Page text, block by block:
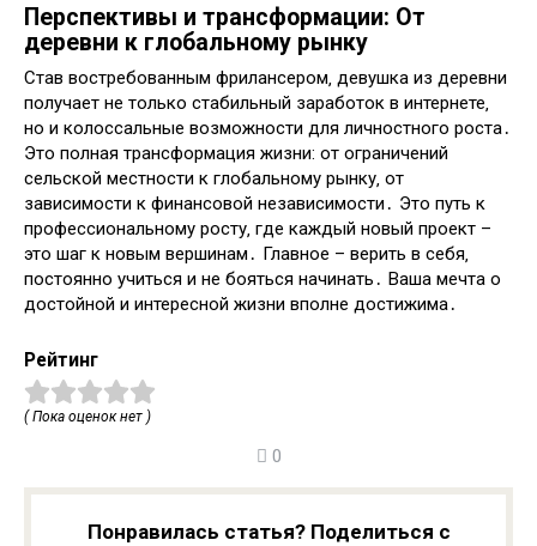
Перспективы и трансформации: От
деревни к глобальному рынку
Став востребованным фрилансером‚ девушка из деревни
получает не только стабильный заработок в интернете‚
но и колоссальные возможности для личностного роста․
Это полная трансформация жизни: от ограничений
сельской местности к глобальному рынку‚ от
зависимости к финансовой независимости․ Это путь к
профессиональному росту‚ где каждый новый проект –
это шаг к новым вершинам․ Главное – верить в себя‚
постоянно учиться и не бояться начинать․ Ваша мечта о
достойной и интересной жизни вполне достижима․
Рейтинг
( Пока оценок нет )
0
Понравилась статья? Поделиться с